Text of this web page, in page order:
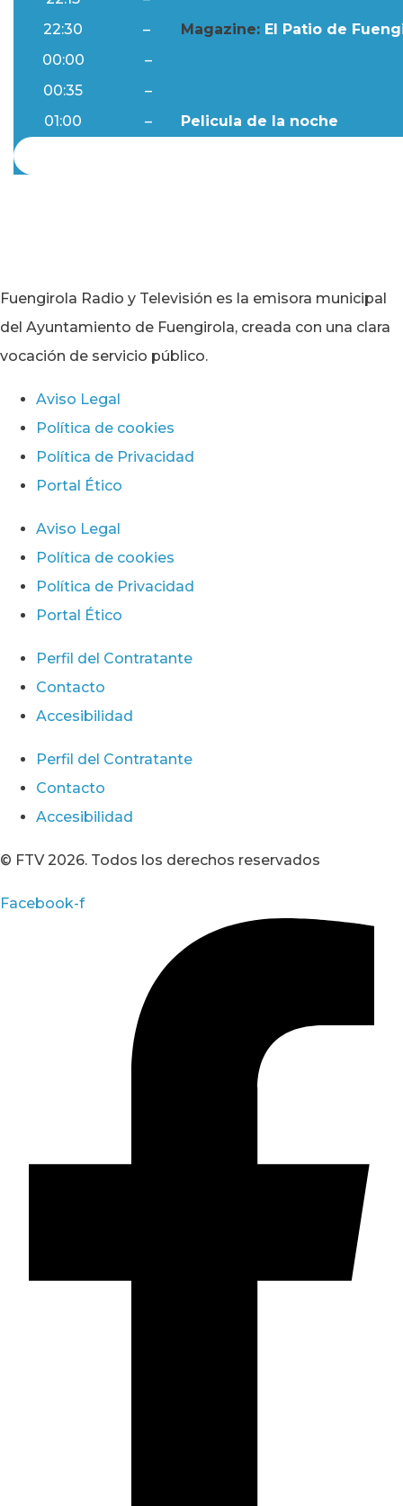
22:30
– Magazine: El Patio de
00:00
–
00:35
–
01:00
– Pelicula de la noche
Fuengirola Radio y Televisión es la emisora municipal
del Ayuntamiento de Fuengirola, creada con una clara
vocación de servicio público.
Aviso Legal
Política de cookies
Política de Privacidad
Portal Ético
Aviso Legal
Política de cookies
Política de Privacidad
Portal Ético
Perfil del Contratante
Contacto
Accesibilidad
Perfil del Contratante
Contacto
Accesibilidad
© FTV 2026. Todos los derechos reservados
Facebook-f